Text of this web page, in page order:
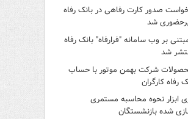
صدور کارت رفاهی در بانک رفاه
شد
بر وب سامانه "فرارفاه" بانک رفاه
شد
شرکت بهمن موتور با حساب
رفاه کارگران
ابزار نحوه محاسبه مستمری
شده بازنشستگان